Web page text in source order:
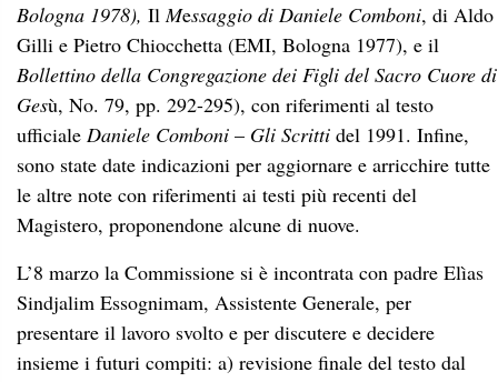
Bologna 1978), IlMessaggio di Daniele Comboni, di Aldo
Gilli e Pietro Chiocchetta (EMI, Bologna 1977), e il
Bollettino della Congregazione dei Figli del Sacro Cuore di
Gesù, No. 79, pp. 292-295), con riferimenti al testo
ufficiale Daniele Comboni – Gli Scritti del 1991. Infine,
sono state date indicazioni per aggiornare e arricchire tutte
le altre note con riferimenti ai testi più recenti del
Magistero, proponendone alcune di nuove.
L’8 marzo la Commissione si è incontrata con padre Elìas
Sindjalim Essognimam, Assistente Generale, per
presentare il lavoro svolto e per discutere e decidere
insieme i futuri compiti: a) revisione finale del testo dal